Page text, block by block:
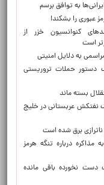
به توافق برسم
عبوری را بشکند!
کنوانسیون خزر از
است
به دلایل امنیتی
دستور حملات تروریستی
بسته ماند
نفتکش عربستانی در خلیج
برق شده است
درباره تنگه هرمز
دست نخورده باقی مانده